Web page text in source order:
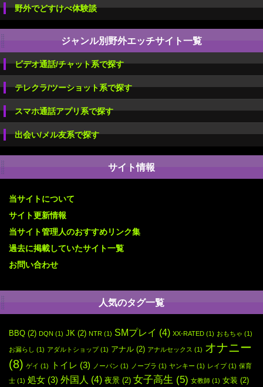
野外でどすけべ体験談
ジャンル別野外エッチサイト一覧
ビデオ通話/チャット系で探す
テレクラ/ツーショット系で探す
スマホ通話アプリ系で探す
出会い/メル友系で探す
サイト情報
当サイトについて
サイト更新情報
当サイト管理人のおすすめリンク集
過去に掲載していたサイト一覧
お問い合わせ
人気のタグ一覧
BBQ (2) DQN (1) JK (2) NTR (1) SMプレイ (4) XX-RATED (1) おもちゃ (1)
お漏らし (1) アダルトショップ(1) アナル (2) アナルセックス (1) オナニー
(8) ゲイ (1) トイレ (3) ノーパン (1) ノーブラ (1) ヤンキー (1) レイプ(1) 保育
士 (1) 処女 (3) 外国人 (4) 夜景 (2) 女子高生 (5) 女教師 (1) 女装 (2)